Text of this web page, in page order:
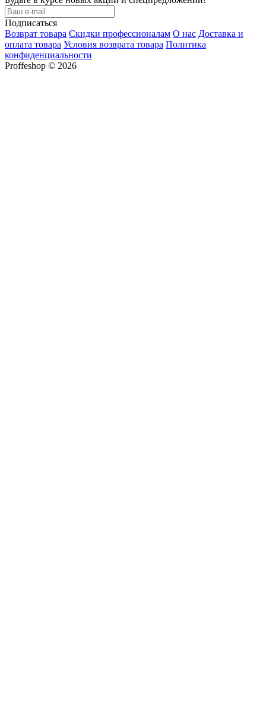
Подписаться
Возврат товара Скидки профессионалам О нас Доставка и
оплата товара Условия возврата товара Политика
конфиденциальности
Proffeshop © 2026